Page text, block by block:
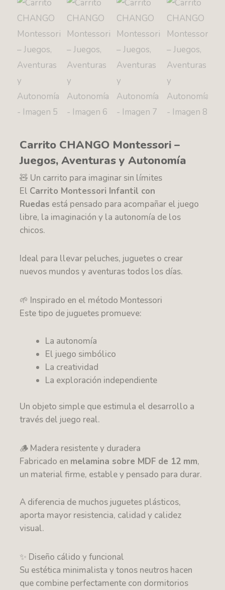
Carrito CHANGO Montessori –
Juegos, Aventuras y Autonomía
🧸 Un carrito para imaginar sin límites
El Carrito Montessori Infantil con
Ruedas está pensado para acompañar el juego
libre, la imaginación y la autonomía de los
chicos.
Ideal para llevar peluches, juguetes o crear
nuevos mundos y aventuras todos los días.
🌱 Inspirado en el método Montessori
Este tipo de juguetes promueve:
La autonomía
El juego simbólico
La creatividad
La exploración independiente
Un objeto simple que estimula el desarrollo a
través del juego real.
🪵 Madera resistente y duradera
Fabricado en melamina sobre MDF de 12 mm,
un material firme, estable y pensado para durar.
A diferencia de muchos juguetes plásticos,
aporta mayor resistencia, calidad y calidez
visual.
✨ Diseño cálido y funcional
Su estética minimalista y tonos neutros hacen
que combine perfectamente con dormitorios